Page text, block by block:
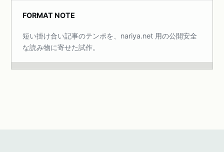
FORMAT NOTE
短い掛け合い記事のテンポを、nariya.net 用の公開安全
な読み物に寄せた試作。